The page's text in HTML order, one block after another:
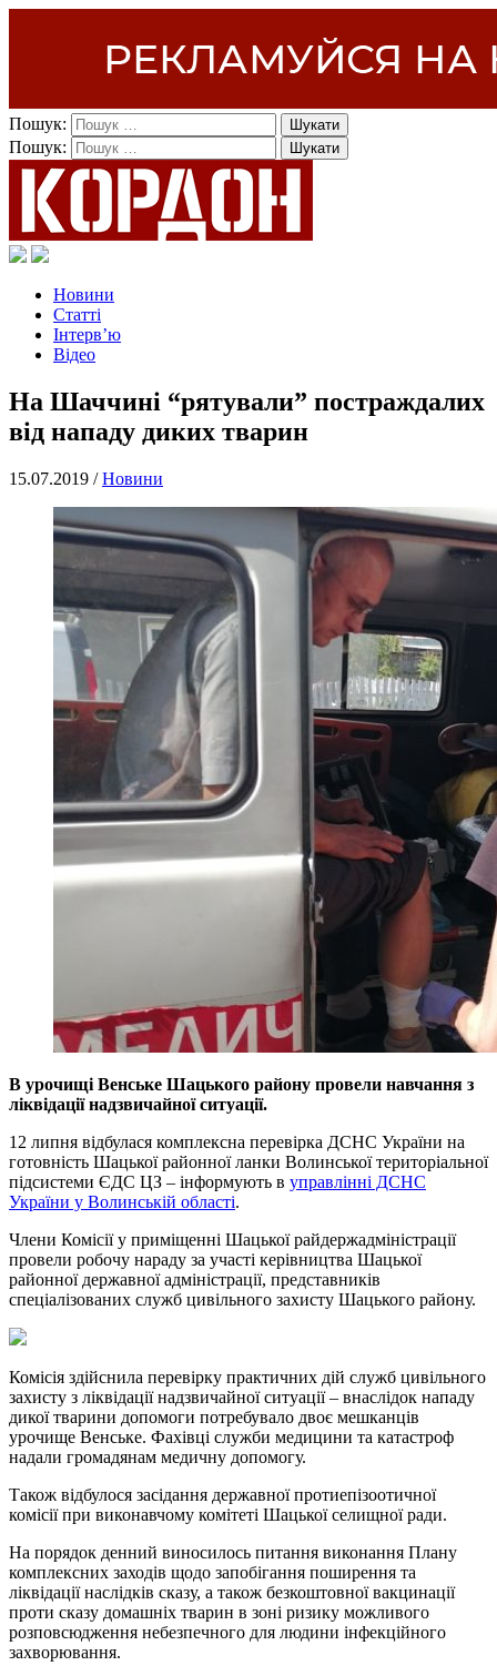
Пошук:
Пошук:
Новини
Статті
Інтерв’ю
Відео
На Шаччині “рятували” постраждалих
від нападу диких тварин
15.07.2019 /Новини
В урочищі Венське Шацького району провели навчання з
ліквідації надзвичайної ситуації.
12 липня відбулася комплексна перевірка ДСНС України на
готовність Шацької районної ланки Волинської територіальної
підсистеми ЄДС ЦЗ – інформують в управлінні ДСНС
України у Волинській області.
Члени Комісії у приміщенні Шацької райдержадміністрації
провели робочу нараду за участі керівництва Шацької
районної державної адміністрації, представників
спеціалізованих служб цивільного захисту Шацького району.
Комісія здійснила перевірку практичних дій служб цивільного
захисту з ліквідації надзвичайної ситуації – внаслідок нападу
дикої тварини допомоги потребувало двоє мешканців
урочище Венське. Фахівці служби медицини та катастроф
надали громадянам медичну допомогу.
Також відбулося засідання державної протиепізоотичної
комісії при виконавчому комітеті Шацької селищної ради.
На порядок денний виносилось питання виконання Плану
комплексних заходів щодо запобігання поширення та
ліквідації наслідків сказу, а також безкоштовної вакцинації
проти сказу домашніх тварин в зоні ризику можливого
розповсюдження небезпечного для людини інфекційного
захворювання.